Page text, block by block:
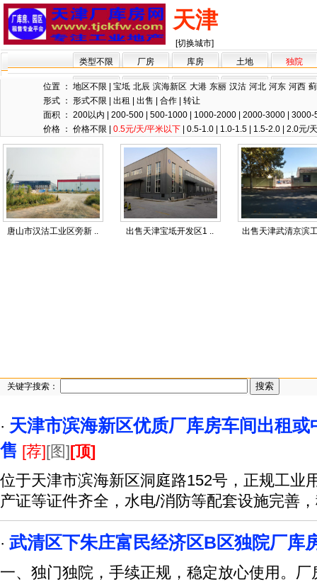
天津
[切换城市]
类型不限
厂房 库房 土地 独院
位置 ： 地区不限 宝坻 北辰 滨海新区 大港 东丽 汉沽 河北 河东 河西
形式 ： 形式不限 出租 出售 合作
转让
面积 ： 200以内 200-500 500-1000 1000-2000 2000-3000
3000-
价格 ： 价格不限 0.5元/天/平米以下 0.5-1.0 1.0-1.5 1.5-2.0 2.0元/
唐山市汉沽工业区旁新 .. 出售天津宝坻开发区1 .. 出售天津武清京滨
关键字搜索：
· 天津市滨海新区优质厂库房车间出租
售 [荐][图][顶]
位于天津市滨海新区洞庭路152号，正规工业
产证等证件齐全，水电/消防等配套设施完善
· 武清区下朱庄富民经济区B区独院厂库
一、独门独院，手续正规，稳定放心使用。